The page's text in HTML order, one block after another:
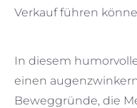
Verkauf führen
In diesem
einen
Beweggründe, die